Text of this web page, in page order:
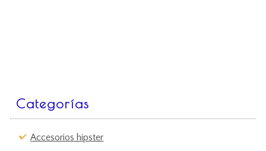
Categorías
Accesorios hipster